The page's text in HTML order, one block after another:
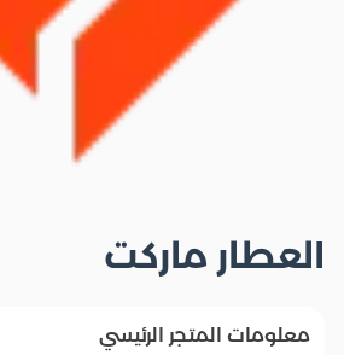
العطار ماركت
معلومات المتجر الرئيسي